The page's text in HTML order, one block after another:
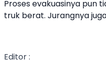
Proses evakuasinya pun
truk berat. Jurangnya
Editor :